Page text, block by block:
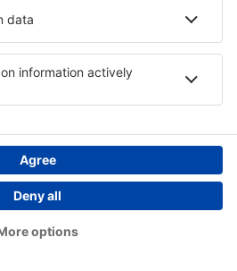
–
dreptul de a obtine rectificarea
le prelucram sau le controlam;
datelor ( dreptul de a fi uitat)
de la noi, in masura in care sunt
legale, stergerea datelor cu
prelucrarii datelor -aveti
restrictionarea prelucrarii datelor
sau le controlam;